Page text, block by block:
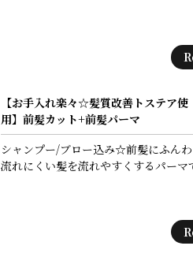
【お手入れ楽々☆髪質改善トステア使
用】前髪カット+前髪パーマ
シャンプー/ブロー込み☆前髪にふんわ
流れにくい髪を流れやすくするパーマ